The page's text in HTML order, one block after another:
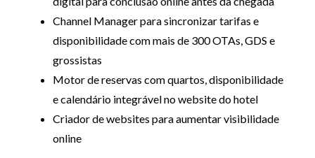
Channel Manager para sincronizar tarifas e
disponibilidade com mais de 300 OTAs, GDS e
grossistas
Motor de reservas com quartos, disponibilidade
e calendário integrável no website do hotel
Criador de websites para aumentar visibilidade
online